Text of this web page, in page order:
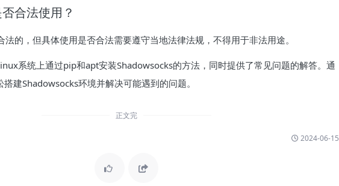
合法使用？
法的，但具体使用是否合法需要遵守当地法律法规，不得用于非法用途。
系统上通过pip和apt安装Shadowsocks的方法，同时提供了常见问题的解答。通
建Shadowsocks环境并解决可能遇到的问题。
正文完
2024-06-15